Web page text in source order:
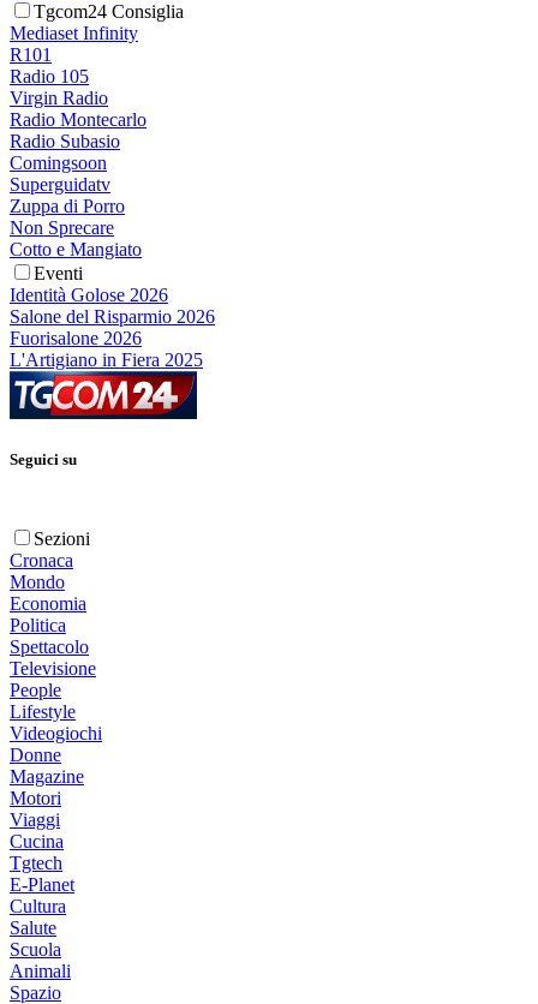
Tgcom24 Consiglia
Mediaset Infinity
R101
Radio 105
Virgin Radio
Radio Montecarlo
Radio Subasio
Comingsoon
Superguidatv
Zuppa di Porro
Non Sprecare
Cotto e Mangiato
Eventi
Identità Golose 2026
Salone del Risparmio 2026
Fuorisalone 2026
L'Artigiano in Fiera 2025
Seguici su
Sezioni
Cronaca
Mondo
Economia
Politica
Spettacolo
Televisione
People
Lifestyle
Videogiochi
Donne
Magazine
Motori
Viaggi
Cucina
Tgtech
E-Planet
Cultura
Salute
Scuola
Animali
Spazio